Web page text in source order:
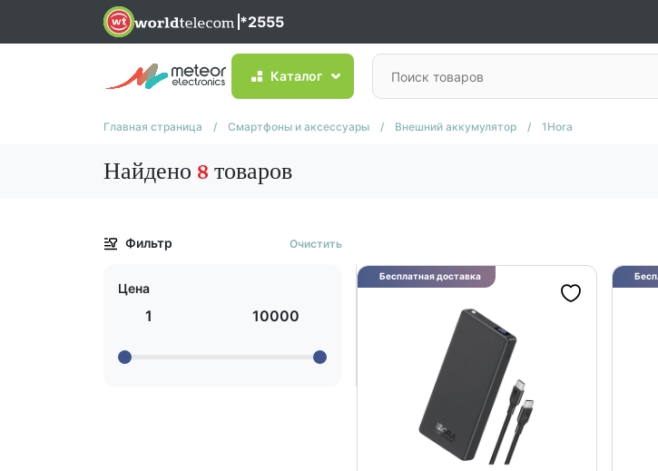
*2555
Каталог
Главная страница / Смартфоны и аксессуары / Внешний аккумулятор / 1Hora
Найдено 8 товаров
Фильтр Очистить
Цена
1 10000
Бесплатная доставка